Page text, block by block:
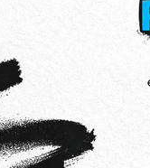
falam por
de produtos da